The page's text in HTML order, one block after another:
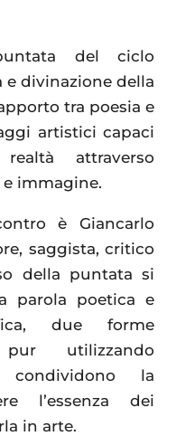
del ciclo
e divinazione della
tra poesia e
artistici capaci
attraverso
immagine.
è Giancarlo
saggista, critico
della puntata si
parola poetica e
due forme
utilizzando
condividono la
l’essenza dei
in arte.